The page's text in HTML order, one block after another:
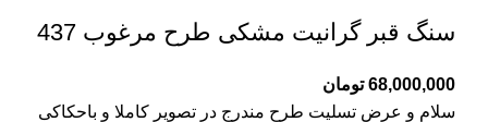
سنگ قبر گرانیت مشکی طرح مرغوب 437
68,000,000 تومان
سلام و عرض تسلیت طرح مندرج در تصویر کاملا و باحکاکی